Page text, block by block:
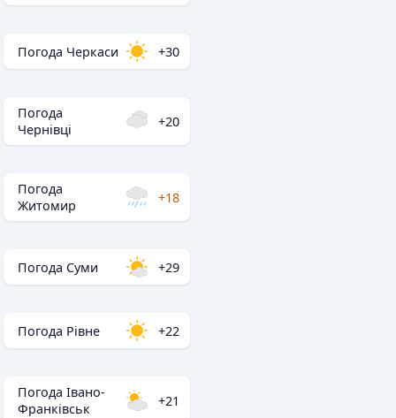
Погода Черкаси +30
Погода
Чернівці
+20
Погода
Житомир
+18
Погода Суми +29
Погода Рівне +22
Погода Івано-
Франківськ
+21